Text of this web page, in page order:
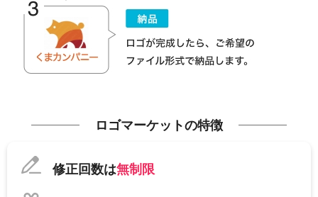
ロゴマーケットの特徴
修正回数は無制限